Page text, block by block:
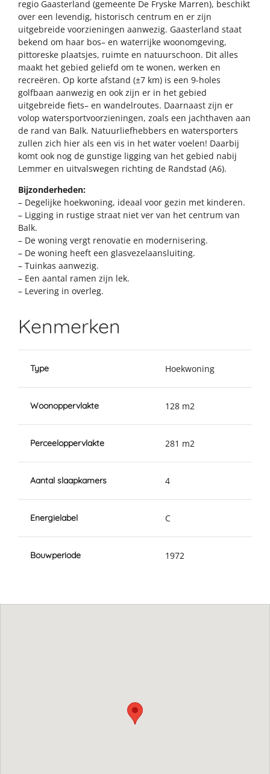
regio Gaasterland (gemeente De Fryske Marren), beschikt
over een levendig, historisch centrum en er zijn
uitgebreide voorzieningen aanwezig. Gaasterland staat
bekend om haar bos– en waterrijke woonomgeving,
pittoreske plaatsjes, ruimte en natuurschoon. Dit alles
maakt het gebied geliefd om te wonen, werken en
recreëren. Op korte afstand (±7 km) is een 9-holes
golfbaan aanwezig en ook zijn er in het gebied
uitgebreide fiets– en wandelroutes. Daarnaast zijn er
volop watersportvoorzieningen, zoals een jachthaven aan
de rand van Balk. Natuurliefhebbers en watersporters
zullen zich hier als een vis in het water voelen! Daarbij
komt ook nog de gunstige ligging van het gebied nabij
Lemmer en uitvalswegen richting de Randstad (A6).
Bijzonderheden:
– Degelijke hoekwoning, ideaal voor gezin met kinderen.
– Ligging in rustige straat niet ver van het centrum van
Balk.
– De woning vergt renovatie en modernisering.
– De woning heeft een glasvezelaansluiting.
– Tuinkas aanwezig.
– Een aantal ramen zijn lek.
– Levering in overleg.
Kenmerken
Type Hoekwoning
Woonoppervlakte 128 m2
Perceeloppervlakte 281 m2
Aantal slaapkamers 4
Energielabel C
Bouwperiode 1972